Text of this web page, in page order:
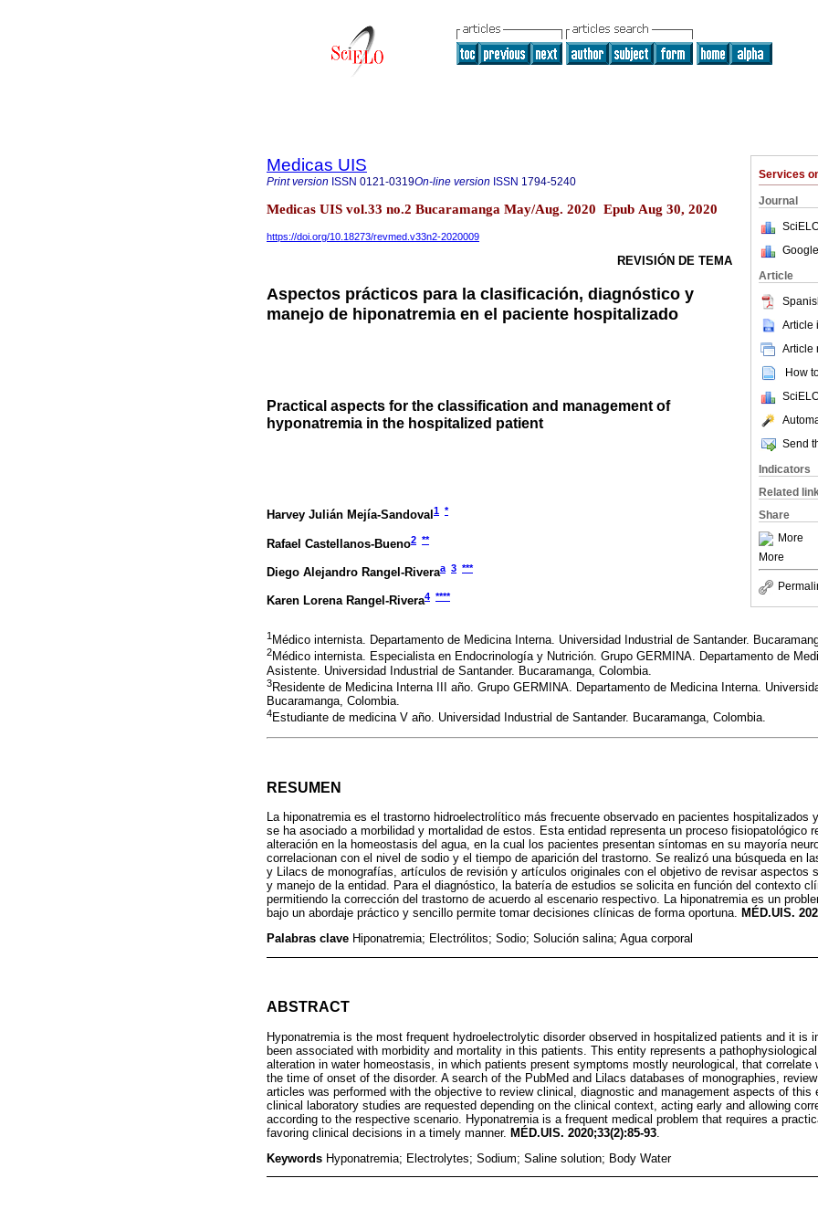
Services
Journal
Article
Article
Article
How
Send
Indicators
Related
Share
More
More
Medicas UIS
Print version ISSN 0121-0319On-line version ISSN 1794-5240
Medicas UIS vol.33 no.2 Bucaramanga May/Aug. 2020 Epub Aug 30, 2020
https://doi.org/10.18273/revmed.v33n2-2020009
REVISIÓN DE TEMA
Aspectos prácticos para la clasificación, diagnóstico y
manejo de hiponatremia en el paciente hospitalizado
Practical aspects for the classification and management of
hyponatremia in the hospitalized patient
Harvey Julián Mejía-Sandoval 1 *
Rafael Castellanos-Bueno2 **
Diego Alejandro Rangel-Riveraa 3 ***
Karen Lorena Rangel-Rivera4 ****
1 Médico internista. Departamento de Medicina Interna. Universidad Industrial de Santander.
2Médico internista. Especialista en Endocrinología y Nutrición. Grupo GERMINA. Departamento de
Asistente. Universidad Industrial de Santander. Bucaramanga, Colombia.
3Residente de Medicina Interna III año. Grupo GERMINA. Departamento de Medicina Interna.
Bucaramanga, Colombia.
4Estudiante de medicina V año. Universidad Industrial de Santander. Bucaramanga, Colombia.
RESUMEN
La hiponatremia es el trastorno hidroelectrolítico más frecuente observado en pacientes hospitalizados
se ha asociado a morbilidad y mortalidad de estos. Esta entidad representa un proceso fisiopatológico
alteración en la homeostasis del agua, en la cual los pacientes presentan síntomas en su mayoría
correlacionan con el nivel de sodio y el tiempo de aparición del trastorno. Se realizó una búsqueda en
y Lilacs de monografías, artículos de revisión y artículos originales con el objetivo de revisar aspectos
y manejo de la entidad. Para el diagnóstico, la batería de estudios se solicita en función del contexto
permitiendo la corrección del trastorno de acuerdo al escenario respectivo. La hiponatremia es un
bajo un abordaje práctico y sencillo permite tomar decisiones clínicas de forma oportuna. MÉD.UIS.
Palabras clave Hiponatremia; Electrólitos; Sodio; Solución salina; Agua corporal
ABSTRACT
Hyponatremia is the most frequent hydroelectrolytic disorder observed in hospitalized patients and it is
been associated with morbidity and mortality in this patients. This entity represents a
alteration in water homeostasis, in which patients present symptoms mostly neurological, that correlate
the time of onset of the disorder. A search of the PubMed and Lilacs databases of monographies,
articles was performed with the objective to review clinical, diagnostic and management aspects of this
clinical laboratory studies are requested depending on the clinical context, acting early and allowing
according to the respective scenario. Hyponatremia is a frequent medical problem that requires a
favoring clinical decisions in a timely manner. MÉD.UIS. 2020;33(2):85-93
Keywords Hyponatremia; Electrolytes; Sodium; Saline solution; Body Water